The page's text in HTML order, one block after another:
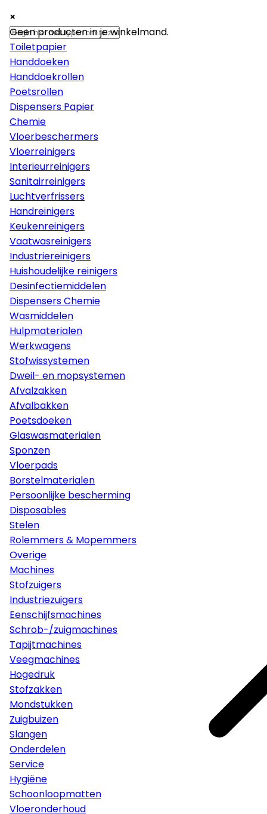
×
Papier
Toiletpapier
Handdoeken
Handdoekrollen
Poetsrollen
Dispensers Papier
Chemie
Vloerbeschermers
Vloerreinigers
Interieurreinigers
Sanitairreinigers
Luchtverfrissers
Handreinigers
Keukenreinigers
Vaatwasreinigers
Industriereinigers
Huishoudelijke reinigers
Desinfectiemiddelen
Dispensers Chemie
Wasmiddelen
Hulpmaterialen
Werkwagens
Stofwissystemen
Dweil- en mopsystemen
Afvalzakken
Afvalbakken
Poetsdoeken
Glaswasmaterialen
Sponzen
Vloerpads
Borstelmaterialen
Persoonlijke bescherming
Disposables
Stelen
Rolemmers & Mopemmers
Overige
Machines
Stofzuigers
Industriezuigers
Eenschijfsmachines
Schrob-/zuigmachines
Tapijtmachines
Veegmachines
Hogedruk
Stofzakken
Mondstukken
Zuigbuizen
Slangen
Onderdelen
Service
Hygiëne
Schoonloopmatten
Vloeronderhoud
×
×
Geen producten in je winkelmand.